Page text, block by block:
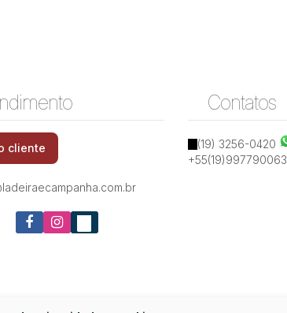
cliente
Contatos
(19) 3256-0420
+55(19)997790063